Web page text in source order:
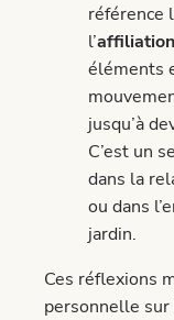
référence
l’affiliation
éléments
jusqu’à
C’est un
dans la
ou dans
jardin.
Ces réflexions
personnelle